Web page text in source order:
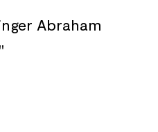
Abraham